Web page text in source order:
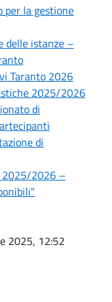
per la gestione
delle istanze –
Taranto 2026
2025/2026
di
di
2025/2026 –
2025, 12:52